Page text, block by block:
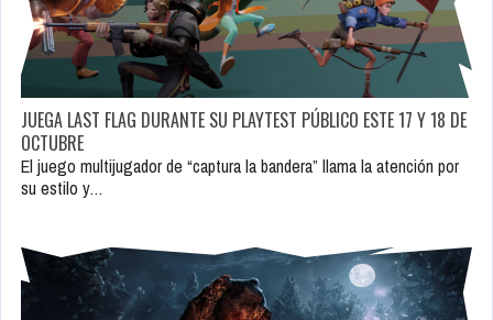
JUEGA LAST FLAG DURANTE SU PLAYTEST PÚBLICO ESTE 17 Y 18 DE
OCTUBRE
El juego multijugador de “captura la bandera” llama la atención por
su estilo y…